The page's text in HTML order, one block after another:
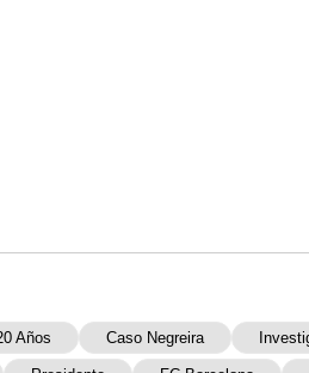
Años Caso Negreira